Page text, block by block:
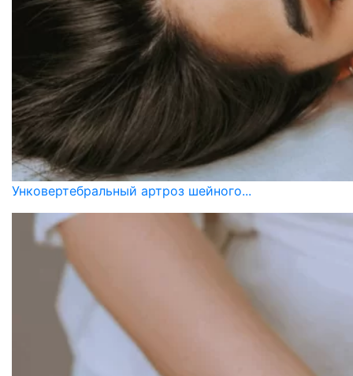
Унковертебральный артроз шейного...